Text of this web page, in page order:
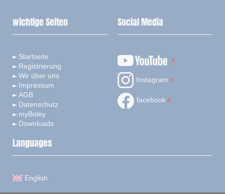
wichtige Seiten
Startseite
Registrierung
Wir über uns
Impressum
AGB
Datenschutz
myBoley
Downloads
Social Media
Instagram
facebook
Languages
English